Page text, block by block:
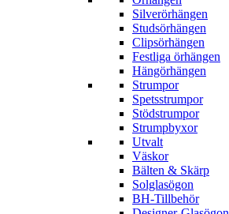
Silverörhängen
Studsörhängen
Clipsörhängen
Festliga örhängen
Hängörhängen
Strumpor
Spetsstrumpor
Stödstrumpor
Strumpbyxor
Utvalt
Väskor
Bälten & Skärp
Solglasögon
BH-Tillbehör